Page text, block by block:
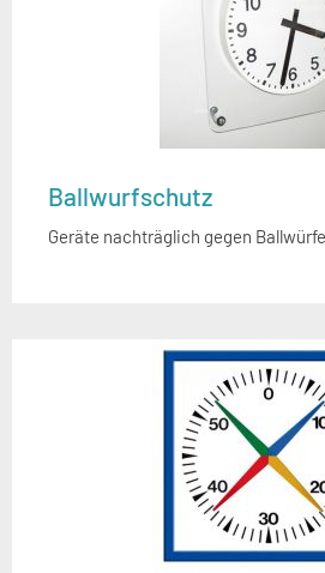
Ballwurfschutz
Geräte nachträglich gegen